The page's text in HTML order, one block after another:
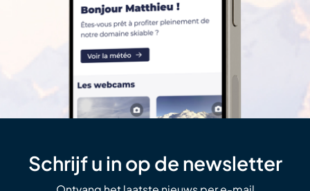
Schrijf u in op de newsletter